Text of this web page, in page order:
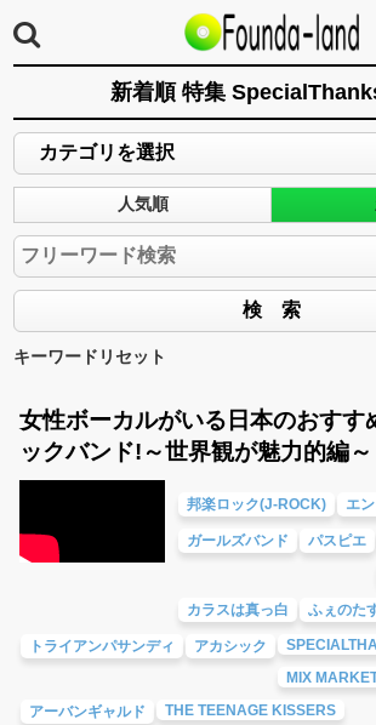
新着順 特集
人気順
キーワードリセット
女性ボーカルがいる日本のおすす
ックバンド!～世界観が魅力的編～
邦楽ロック(J-ROCK) エ
ガールズバンド パスピエ
カラスは真っ白 ふぇのた
トライアンパサンディ アカシック
MIX
アーバンギャルド
THE TEENAGE KISSERS